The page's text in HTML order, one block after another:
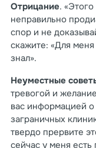
Отрицание.
неправильно
спор и не
скажите: «Для
знал».
Неуместные
тревогой и
вас информацией о
заграничных
твердо прервите
сейчас у меня